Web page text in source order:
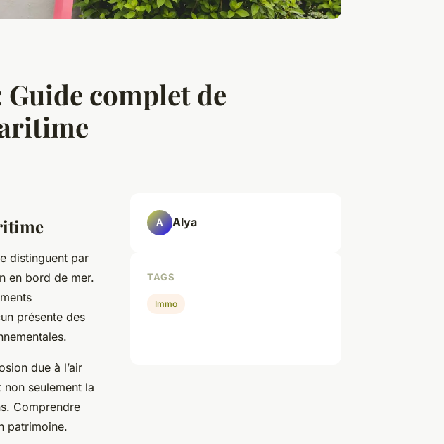
complet de
distinguent par
en bord de mer.
présente des
due à l’air
non seulement la
Comprendre
patrimoine.
A Alya
TAGS
Immo